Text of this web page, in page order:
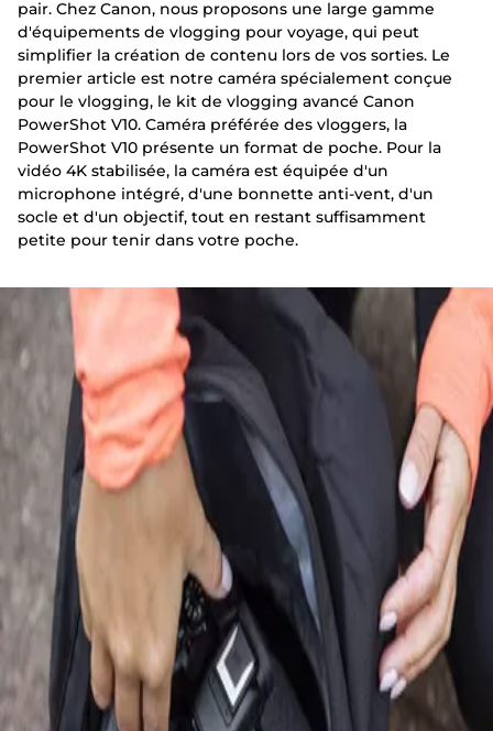
pair. Chez Canon, nous proposons une large gamme
d'équipements de vlogging pour voyage, qui peut
simplifier la création de contenu lors de vos sorties. Le
premier article est notre caméra spécialement conçue
pour le vlogging, le kit de vlogging avancé Canon
PowerShot V10. Caméra préférée des vloggers, la
PowerShot V10 présente un format de poche. Pour la
vidéo 4K stabilisée, la caméra est équipée d'un
microphone intégré, d'une bonnette anti-vent, d'un
socle et d'un objectif, tout en restant suffisamment
petite pour tenir dans votre poche.